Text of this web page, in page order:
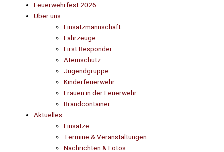
Feuerwehrfest 2026
Über uns
Einsatzmannschaft
Fahrzeuge
First Responder
Atemschutz
Jugendgruppe
Kinderfeuerwehr
Frauen in der Feuerwehr
Brandcontainer
Aktuelles
Einsätze
Termine & Veranstaltungen
Nachrichten & Fotos